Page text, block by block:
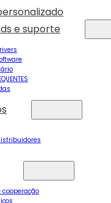
e suporte